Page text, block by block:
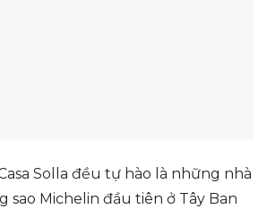
Solla đều tự hào là những nhà
sao Michelin đầu tiên ở Tây Ban